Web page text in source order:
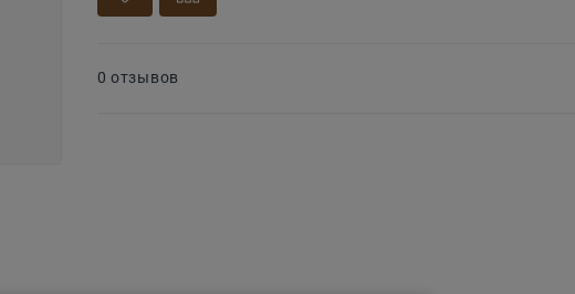
0 отзывов